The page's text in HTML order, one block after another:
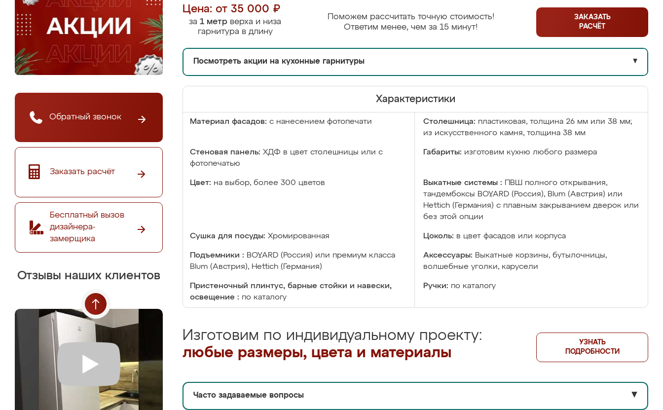
Обратный звонок
Заказать расчёт
Бесплатный вызов
дизайнера-
замерщика
Отзывы наших клиентов
Цена: от 35 000 ₽
за 1 метр верха и низа
гарнитура в длину
Поможем рассчитать точную стоимость!
Ответим менее, чем за 15 минут!
ЗАКАЗАТЬ
РАСЧЁТ
Посмотреть акции на кухонные гарнитуры ▼
Характеристики
Материал фасадов: с нанесением фотопечати Столешница: пластиковая, толщина 26 мм или 38 мм;
из искусственного камня, толщина 38 мм
Стеновая панель: ХДФ в цвет столешницы или с
фотопечатью
Габариты: изготовим кухню любого размера
Цвет: на выбор, более 300 цветов Выкатные системы :
ПВШ полного открывания,
тандембоксы BOYARD (Россия), Blum (Австрия) или
Hettich (Германия) с плавным закрыванием дверок или
без этой опции
Сушка для посуды: Хромированная Цоколь: в цвет фасадов или корпуса
Подъемники : BOYARD (Россия) или премиум класса
Blum (Австрия), Hettich (Германия)
Аксессуары: Выкатные корзины, бутылочницы,
волшебные уголки, карусели
Пристеночный плинтус, барные стойки и навески,
освещение : по каталогу
Ручки: по каталогу
Изготовим по индивидуальному проекту:
любые размеры, цвета и материалы
УЗНАТЬ
ПОДРОБНОСТИ
Часто задаваемые вопросы ▼